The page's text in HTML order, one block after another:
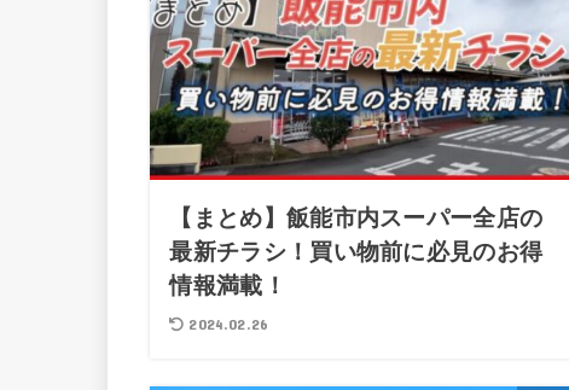
【まとめ】飯能市内スーパー全店の
最新チラシ！買い物前に必見のお得
情報満載！
2024.02.26